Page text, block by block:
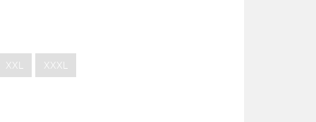
XXL XXXL